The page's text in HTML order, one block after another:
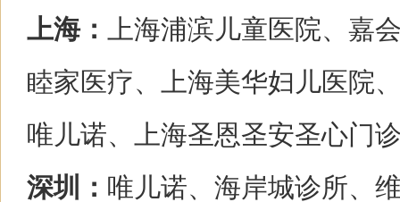
上海：
上海浦滨儿童医院、嘉
睦家医疗、上海美华妇儿医院
唯儿诺、上海圣恩圣安圣心门
深圳： 唯儿诺、海岸城诊所、